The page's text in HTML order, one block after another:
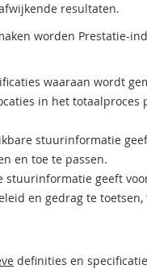
resultaten.
worden Prestatie-
waaraan wordt
in het
stuurinformatie
en toe te passen.
stuurinformatie geeft
en gedrag te
definities en